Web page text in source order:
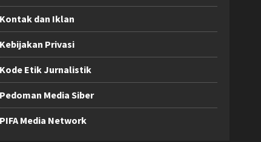
Kontak dan Iklan
Kebijakan Privasi
Kode Etik Jurnalistik
Pedoman Media Siber
PIFA Media Network